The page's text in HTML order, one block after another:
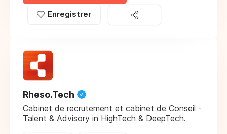
Enregistrer
Rheso.Tech
Cabinet de recrutement et cabinet de Conseil -
Talent & Advisory in HighTech & DeepTech.